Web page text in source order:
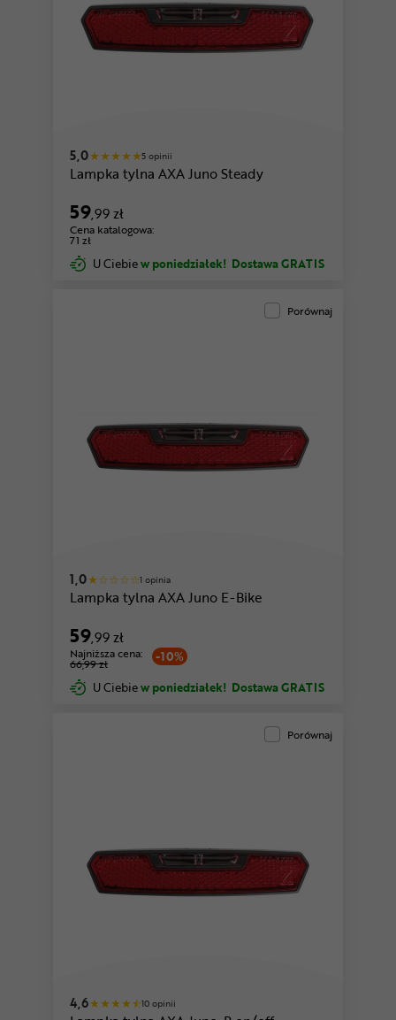
5,0 5 opinii
Lampka tylna AXA Juno Steady
59,99 zł
Cena katalogowa:
71 zł
U Ciebiew poniedziałek! Dostawa GRATIS
Porównaj
1,0 1 opinia
Lampka tylna AXA Juno E-Bike
59,99 zł
-10%
Najniższa cena:
66,99 zł
U Ciebiew poniedziałek! Dostawa GRATIS
Porównaj
4,6 10 opinii